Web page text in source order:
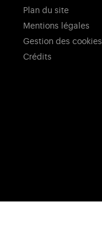
Plan du site
Mentions légales
Gestion des cookies
Crédits